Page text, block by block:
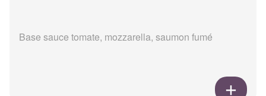
Base sauce tomate, mozzarella, saumon fumé